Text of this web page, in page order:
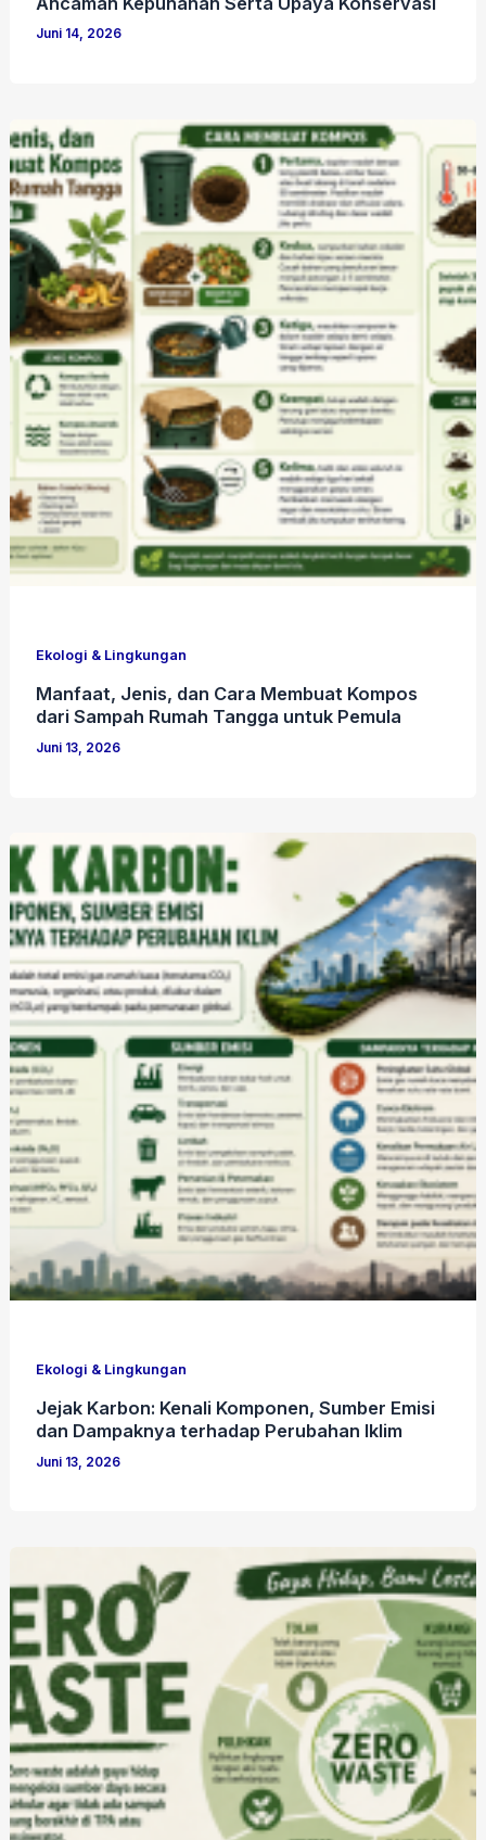
Juni 14, 2026
Ekologi & Lingkungan
Manfaat, Jenis, dan Cara Membuat Kompos
dari Sampah Rumah Tangga untuk Pemula
Juni 13, 2026
Ekologi & Lingkungan
Jejak Karbon: Kenali Komponen, Sumber Emisi
dan Dampaknya terhadap Perubahan Iklim
Juni 13, 2026